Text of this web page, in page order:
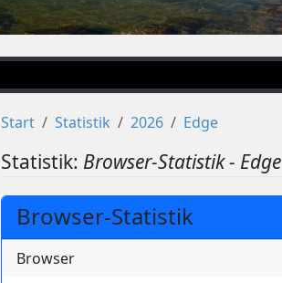
Start Statistik 2026 Edge
Statistik: Browser-Statistik - Edge
Browser-Statistik
Browser